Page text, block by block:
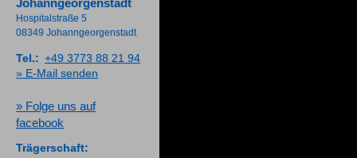
Johanngeorgenstadt
Hospitalstraße 5
08349 Johanngeorgenstadt
Tel.: +49 3773 88 21 94
» E-Mail senden
» Folge uns auf
facebook
Trägerschaft: